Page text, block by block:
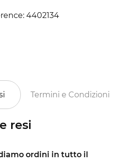
4402134
Termini e Condizioni
resi
ordini in tutto il